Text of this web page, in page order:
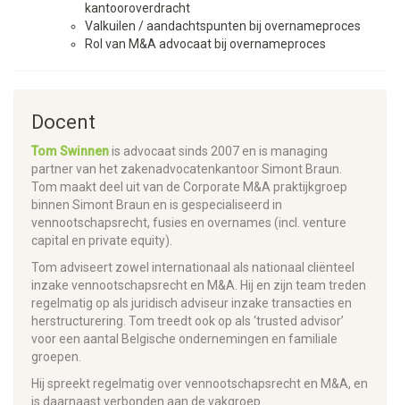
kantooroverdracht
Valkuilen / aandachtspunten bij overnameproces
Rol van M&A advocaat bij overnameproces
Docent
Tom Swinnenis advocaat sinds 2007 en is managing
partner van het zakenadvocatenkantoor Simont Braun.
Tom maakt deel uit van de Corporate M&A praktijkgroep
binnen Simont Braun en is gespecialiseerd in
vennootschapsrecht, fusies en overnames (incl. venture
capital en private equity).
Tom adviseert zowel internationaal als nationaal cliënteel
inzake vennootschapsrecht en M&A. Hij en zijn team treden
regelmatig op als juridisch adviseur inzake transacties en
herstructurering. Tom treedt ook op als ‘trusted advisor’
voor een aantal Belgische ondernemingen en familiale
groepen.
Hij spreekt regelmatig over vennootschapsrecht en M&A, en
is daarnaast verbonden aan de vakgroep